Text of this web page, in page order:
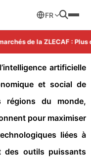
de la ZLECAF : Plus
FR
artificielle
et social de
régions du monde,
pour maximiser
liées à
des outils puissants